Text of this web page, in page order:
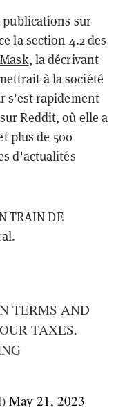
publications sur
la section 4.2 des
, la décrivant
à la société
s'est rapidement
Reddit, où elle a
plus de 500
d'actualités
TRAIN DE
TERMS AND
TAXES.
May 21, 2023